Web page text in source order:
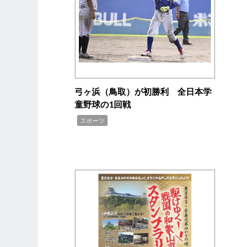
弓ヶ浜（鳥取）が初勝利 全日本学
童野球の1回戦
スポーツ